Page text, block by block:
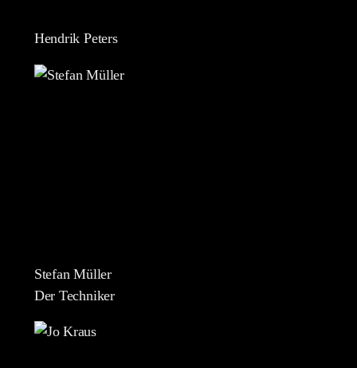
Hendrik Peters
Stefan Müller
Der Techniker